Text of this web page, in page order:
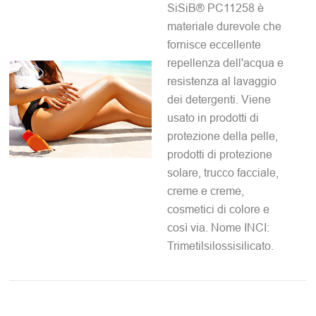
SiSiB® PC11258 è
materiale durevole che
fornisce eccellente
repellenza dell'acqua e
resistenza al lavaggio
dei detergenti. Viene
usato in prodotti di
protezione della pelle,
prodotti di protezione
solare, trucco facciale,
creme e creme,
cosmetici di colore e
così via. Nome INCI:
Trimetilsilossisilicato.